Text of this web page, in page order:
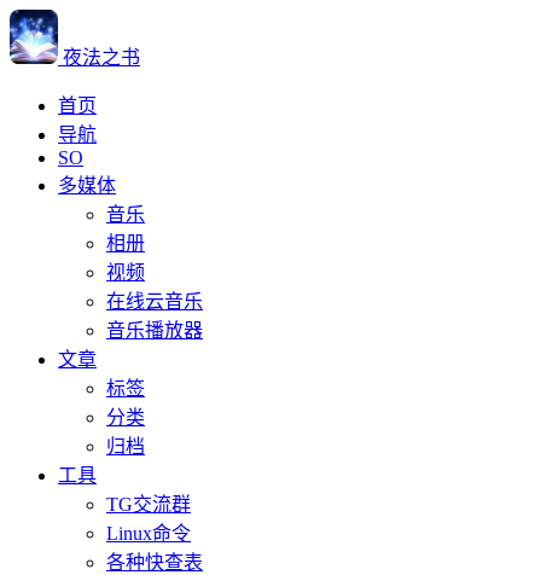
夜法之书
首页
导航
SO
多媒体
音乐
相册
视频
在线云音乐
音乐播放器
文章
标签
分类
归档
工具
TG交流群
Linux命令
各种快查表